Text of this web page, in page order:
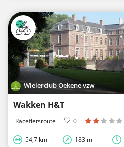
Wielerclub Oekene vzw
Wakken H&T
Racefietsroute · 0 ·
54,7 km 183 m